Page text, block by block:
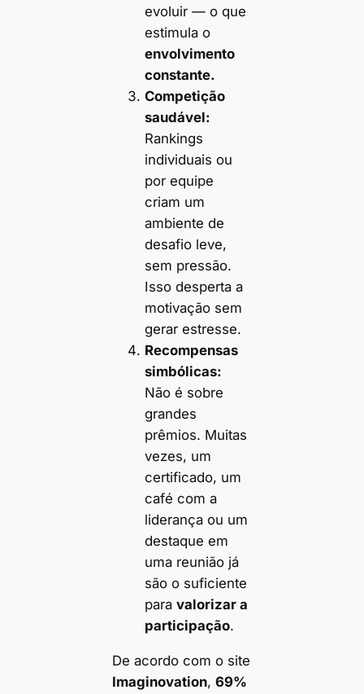
evoluir — o que
estimula o
envolvimento
constante.
Competição
saudável:
Rankings
individuais ou
por equipe
criam um
ambiente de
desafio leve,
sem pressão.
Isso desperta a
motivação sem
gerar estresse.
Recompensas
simbólicas:
Não é sobre
grandes
prêmios. Muitas
vezes, um
certificado, um
café com a
liderança ou um
destaque em
uma reunião já
são o suficiente
para valorizar a
participação.
De acordo com o site
Imaginovation, 69%